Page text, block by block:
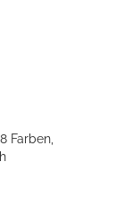
Farben,